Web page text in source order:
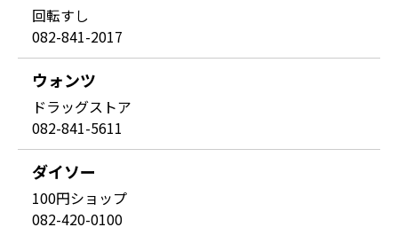
回転すし
082-841-2017
ウォンツ
ドラッグストア
082-841-5611
ダイソー
100円ショップ
082-420-0100